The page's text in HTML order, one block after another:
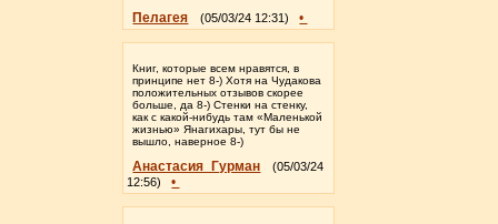
Пелагея (05/03/24 12:31) •
Книг, которые всем нравятся, в
принципе нет 8-) Хотя на Чудакова
положительных отзывов скорее
больше, да 8-) Стенки на стенку,
как с какой-нибудь там «Маленькой
жизнью» Янагихары, тут бы не
вышло, наверное 8-)
Анастасия_Гурман
(05/03/24
12:56)
•